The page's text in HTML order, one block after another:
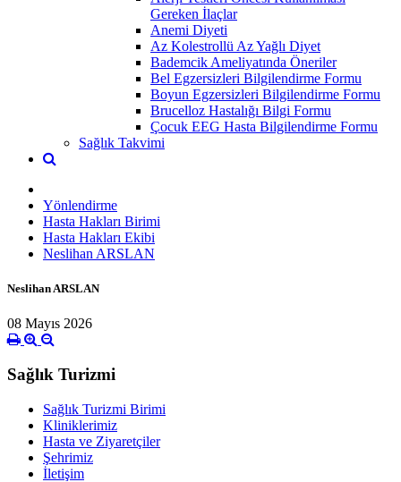
Gereken İlaçlar
Anemi Diyeti
Az Kolestrollü Az Yağlı Diyet
Bademcik Ameliyatında Öneriler
Bel Egzersizleri Bilgilendirme Formu
Boyun Egzersizleri Bilgilendirme Formu
Brucelloz Hastalığı Bilgi Formu
Çocuk EEG Hasta Bilgilendirme Formu
Sağlık Takvimi
Yönlendirme
Hasta Hakları Birimi
Hasta Hakları Ekibi
Neslihan ARSLAN
Neslihan ARSLAN
08 Mayıs 2026
Sağlık Turizmi
Sağlık Turizmi Birimi
Kliniklerimiz
Hasta ve Ziyaretçiler
Şehrimiz
İletişim